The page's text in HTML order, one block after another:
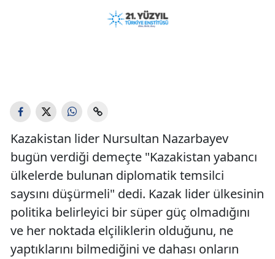
Kazakistan lider Nursultan Nazarbayev
bugün verdiği demeçte "Kazakistan yabancı
ülkelerde bulunan diplomatik temsilci
saysını düşürmeli" dedi. Kazak lider ülkesinin
politika belirleyici bir süper güç olmadığını
ve her noktada elçiliklerin olduğunu, ne
yaptıklarını bilmediğini ve dahası onların